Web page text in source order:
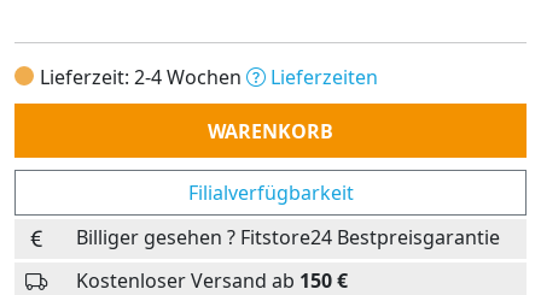
Lieferzeit: 2-4 Wochen
Lieferzeiten
Anzahl
WARENKORB
Filialverfügbarkeit
Billiger gesehen ? Fitstore24 Bestpreisgarantie
Kostenloser Versand ab 150 €